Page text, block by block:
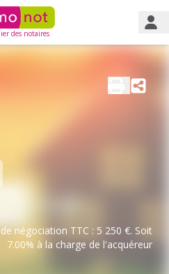
des notaires
négociation TTC : 5 250 €. Soit
7.00% à la charge de l'acquéreur